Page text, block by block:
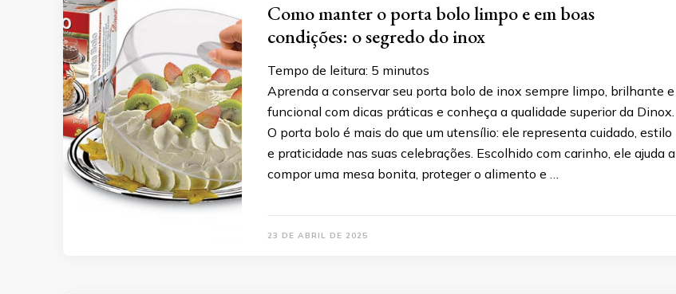
Como manter o porta bolo limpo e em boas
condições: o segredo do inox
Tempo de leitura: 5 minutos
Aprenda a conservar seu porta bolo de inox sempre limpo, brilhante e
funcional com dicas práticas e conheça a qualidade superior da Dinox.
O porta bolo é mais do que um utensílio: ele representa cuidado, estilo
e praticidade nas suas celebrações. Escolhido com carinho, ele ajuda a
compor uma mesa bonita, proteger o alimento e …
23 DE ABRIL DE 2025